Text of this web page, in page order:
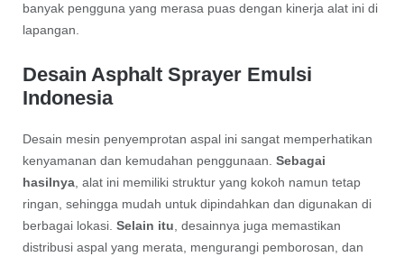
banyak pengguna yang merasa puas dengan kinerja alat ini di
lapangan.
Desain Asphalt Sprayer Emulsi
Indonesia
Desain mesin penyemprotan aspal ini sangat memperhatikan
kenyamanan dan kemudahan penggunaan. Sebagai
hasilnya, alat ini memiliki struktur yang kokoh namun tetap
ringan, sehingga mudah untuk dipindahkan dan digunakan di
berbagai lokasi. Selain itu , desainnya juga memastikan
distribusi aspal yang merata, mengurangi pemborosan, dan